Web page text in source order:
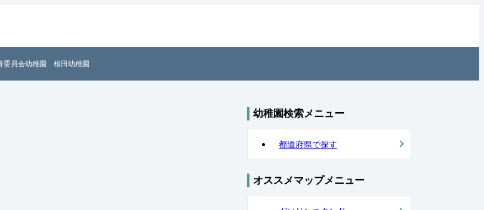
」
委員会幼稚園 桜田幼稚園
幼稚園検索メニュー
都道府県で探す
オススメマップメニュー